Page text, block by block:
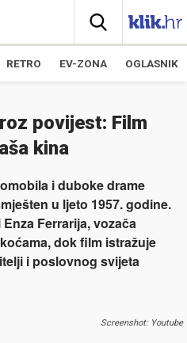
RETRO EV-ZONA OGLASNIK
povijest: Film
kina
i duboke drame
u ljeto 1957. godine.
Ferrarija, vozača
dok film istražuje
i poslovnog svijeta
Screenshot: Youtube